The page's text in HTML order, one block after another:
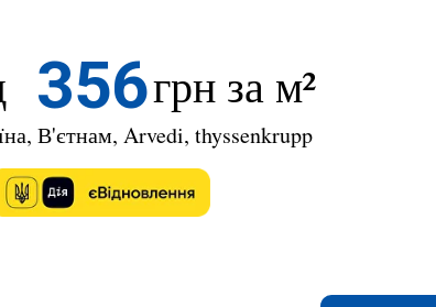
В'єтнам, Arvedi, thyssenkrupp
356грн за м²